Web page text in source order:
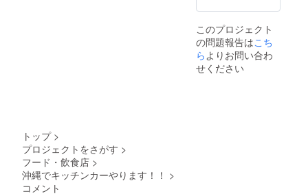
このプロジェクト
の問題報告はこち
らよりお問い合わ
せください
トップ >
プロジェクトをさがす >
フード・飲食店 >
沖縄でキッチンカーやります！！ >
コメント